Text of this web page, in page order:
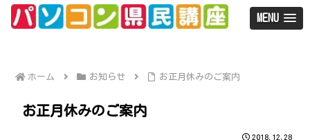
MENU
ホーム お知らせ お正月休みのご案内
お正月休みのご案内
2018.12.28